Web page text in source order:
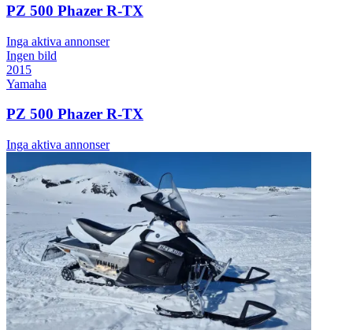
PZ 500 Phazer R-TX
Inga aktiva annonser
Ingen bild
2015
Yamaha
PZ 500 Phazer R-TX
Inga aktiva annonser